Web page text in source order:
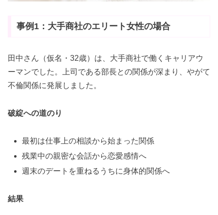
事例1：大手商社のエリート女性の場合
田中さん（仮名・32歳）は、大手商社で働くキャリアウ
ーマンでした。上司である部長との関係が深まり、やがて
不倫関係に発展しました。
破綻への道のり
最初は仕事上の相談から始まった関係
残業中の親密な会話から恋愛感情へ
週末のデートを重ねるうちに身体的関係へ
結果